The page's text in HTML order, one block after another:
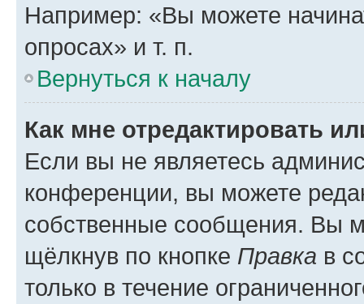
Например: «Вы можете
опросах» и т. п.
Вернуться к началу
Как мне отредактировать
Если вы не являетесь
конференции, вы можете
собственные сообщения. Вы
щёлкнув по кнопке Правка в
только в течение